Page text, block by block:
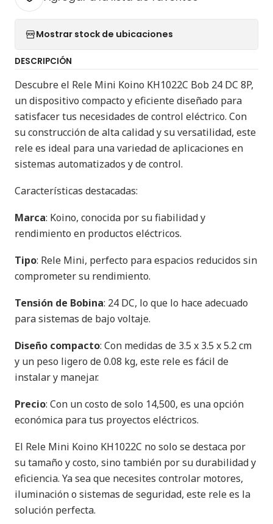
Mostrar stock de ubicaciones
DESCRIPCIÓN
Descubre el Rele Mini Koino KH1022C Bob 24 DC 8P,
un dispositivo compacto y eficiente diseñado para
satisfacer tus necesidades de control eléctrico. Con
su construcción de alta calidad y su versatilidad, este
rele es ideal para una variedad de aplicaciones en
sistemas automatizados y de control.
Características destacadas:
Marca: Koino, conocida por su fiabilidad y
rendimiento en productos eléctricos.
Tipo: Rele Mini, perfecto para espacios reducidos sin
comprometer su rendimiento.
Tensión de Bobina: 24 DC, lo que lo hace adecuado
para sistemas de bajo voltaje.
Diseño compacto: Con medidas de 3.5 x 3.5 x 5.2 cm
y un peso ligero de 0.08 kg, este rele es fácil de
instalar y manejar.
Precio: Con un costo de solo 14,500, es una opción
económica para tus proyectos eléctricos.
El Rele Mini Koino KH1022C no solo se destaca por
su tamaño y costo, sino también por su durabilidad y
eficiencia. Ya sea que necesites controlar motores,
iluminación o sistemas de seguridad, este rele es la
solución perfecta.